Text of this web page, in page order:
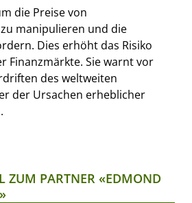
die Preise von
manipulieren und die
Dies erhöht das Risiko
Finanzmärkte. Sie warnt vor
des weltweiten
der Ursachen erheblicher
ZUM PARTNER «EDMOND